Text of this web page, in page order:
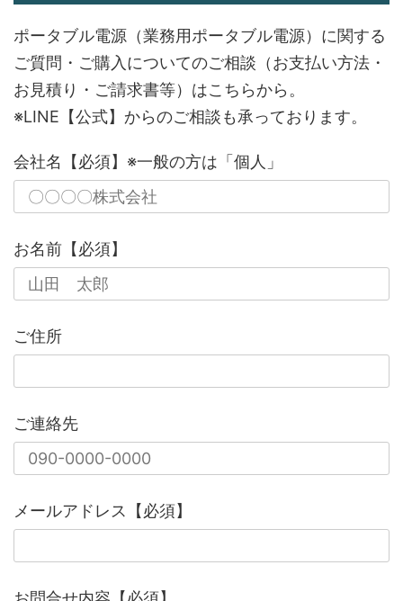
ポータブル電源（業務用ポータブル電源）に関する
ご質問・ご購入についてのご相談（お支払い方法・
お見積り・ご請求書等）はこちらから。
※LINE【公式】からのご相談も承っております。
会社名【必須】※一般の方は「個人」
お名前【必須】
ご住所
ご連絡先
メールアドレス【必須】